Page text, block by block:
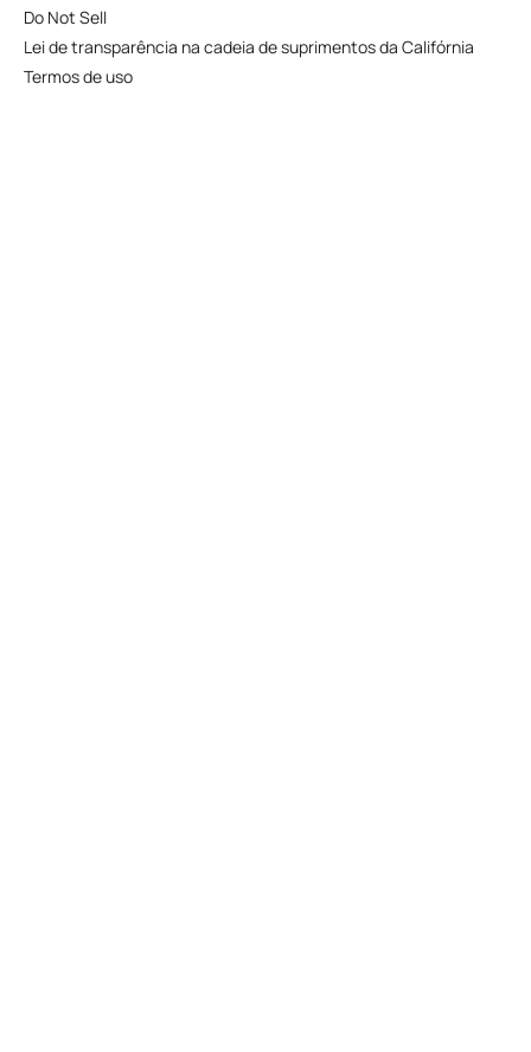
Do Not Sell
Lei de transparência na cadeia de suprimentos da Califórnia
Termos de uso